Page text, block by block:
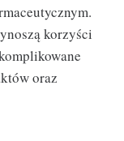
korzyści
oraz